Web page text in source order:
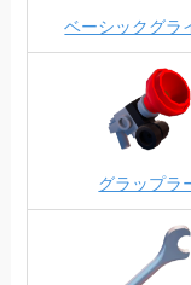
ベーシックグラ
グラップラ